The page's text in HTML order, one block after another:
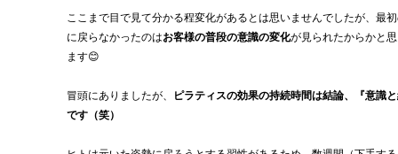
ここまで目で見て分かる程変化があるとは思いませんでしたが、最
に戻らなかったのはお客様の普段の意識の変化が見られたからかと
ます😊
冒頭にありましたが、
ピラティスの効果の持続時間は結論、『意識
です（笑）